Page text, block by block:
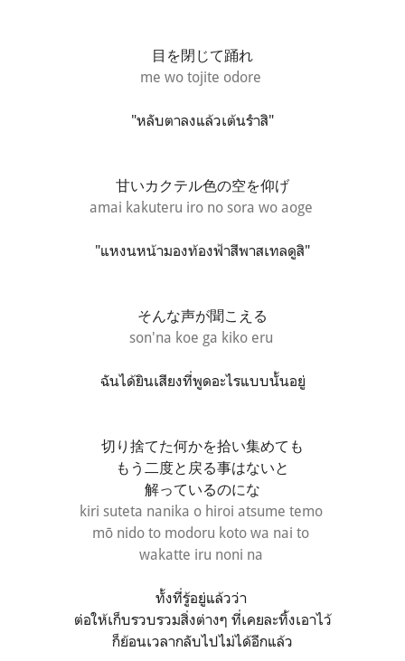
目を閉じて踊れ
me wo tojite odore
"หลับตาลงแล้วเต้นรำสิ"
甘いカクテル色の空を仰げ
amai kakuteru iro no sora wo aoge
"แหงนหน้ามองท้องฟ้าสีพาสเทลดูสิ"
そんな声が聞こえる
son'na koe ga kiko eru
ฉันได้ยินเสียงที่พูดอะไรแบบนั้นอยู่
切り捨てた何かを拾い集めても
もう二度と戻る事はないと
解っているのにな
kiri suteta nanika o hiroi atsume temo
mō nido to modoru koto wa nai to
wakatte iru noni na
ทั้งที่รู้อยู่แล้วว่า
ต่อให้เก็บรวบรวมสิ่งต่างๆ ที่เคยละทิ้งเอาไว้
ก็ย้อนเวลากลับไปไม่ได้อีกแล้ว